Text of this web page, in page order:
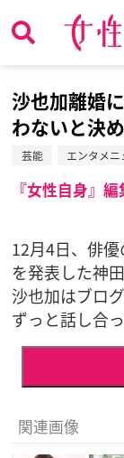
沙也加離婚
わないと決め
芸能 エンタメニ
『女性自身』
12月4日、俳
を発表した神
沙也加はブロ
ずっと話し合
関連画像